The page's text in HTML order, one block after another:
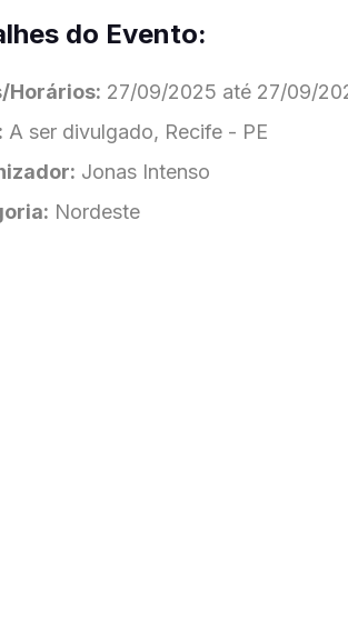
do Evento:
Horários: 27/09/2025 até 27/09/
A ser divulgado, Recife - PE
Jonas Intenso
Nordeste